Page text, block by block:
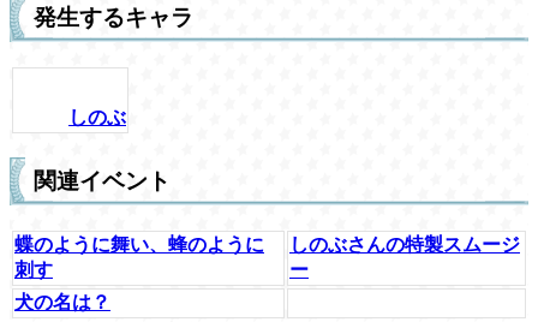
発生するキャラ
しのぶ
関連イベント
蝶のように舞い、蜂のように
刺す
しのぶさんの特製スムージ
ー
犬の名は？